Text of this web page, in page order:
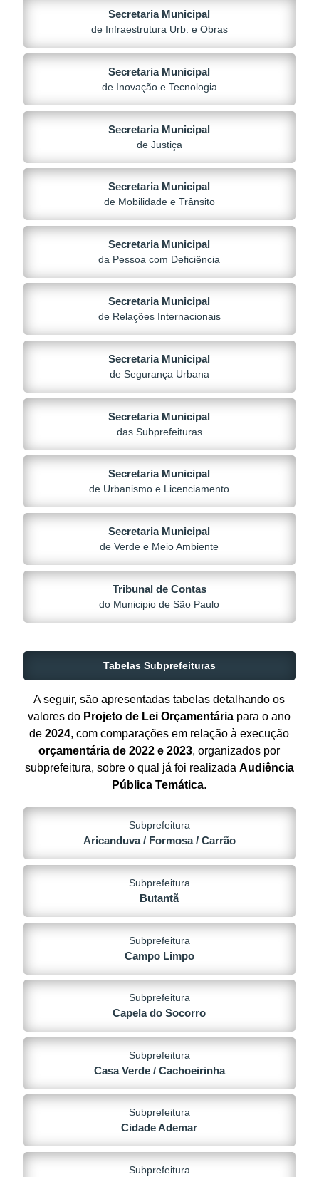
Secretaria Municipal
de Infraestrutura Urb. e Obras
Secretaria Municipal
de Inovação e Tecnologia
Secretaria Municipal
de Justiça
Secretaria Municipal
de Mobilidade e Trânsito
Secretaria Municipal
da Pessoa com Deficiência
Secretaria Municipal
de Relações Internacionais
Secretaria Municipal
de Segurança Urbana
Secretaria Municipal
das Subprefeituras
Secretaria Municipal
de Urbanismo e Licenciamento
Secretaria Municipal
de Verde e Meio Ambiente
Tribunal de Contas
do Municipio de São Paulo
Tabelas Subprefeituras
A seguir, são apresentadas tabelas detalhando os
valores do Projeto de Lei Orçamentária para o ano
de2024, com comparações em relação à execução
orçamentária de 2022 e 2023, organizados por
subprefeitura, sobre o qual já foi realizada Audiência
Pública Temática.
Subprefeitura
Aricanduva / Formosa / Carrão
Subprefeitura
Butantã
Subprefeitura
Campo Limpo
Subprefeitura
Capela do Socorro
Subprefeitura
Casa Verde / Cachoeirinha
Subprefeitura
Cidade Ademar
Subprefeitura